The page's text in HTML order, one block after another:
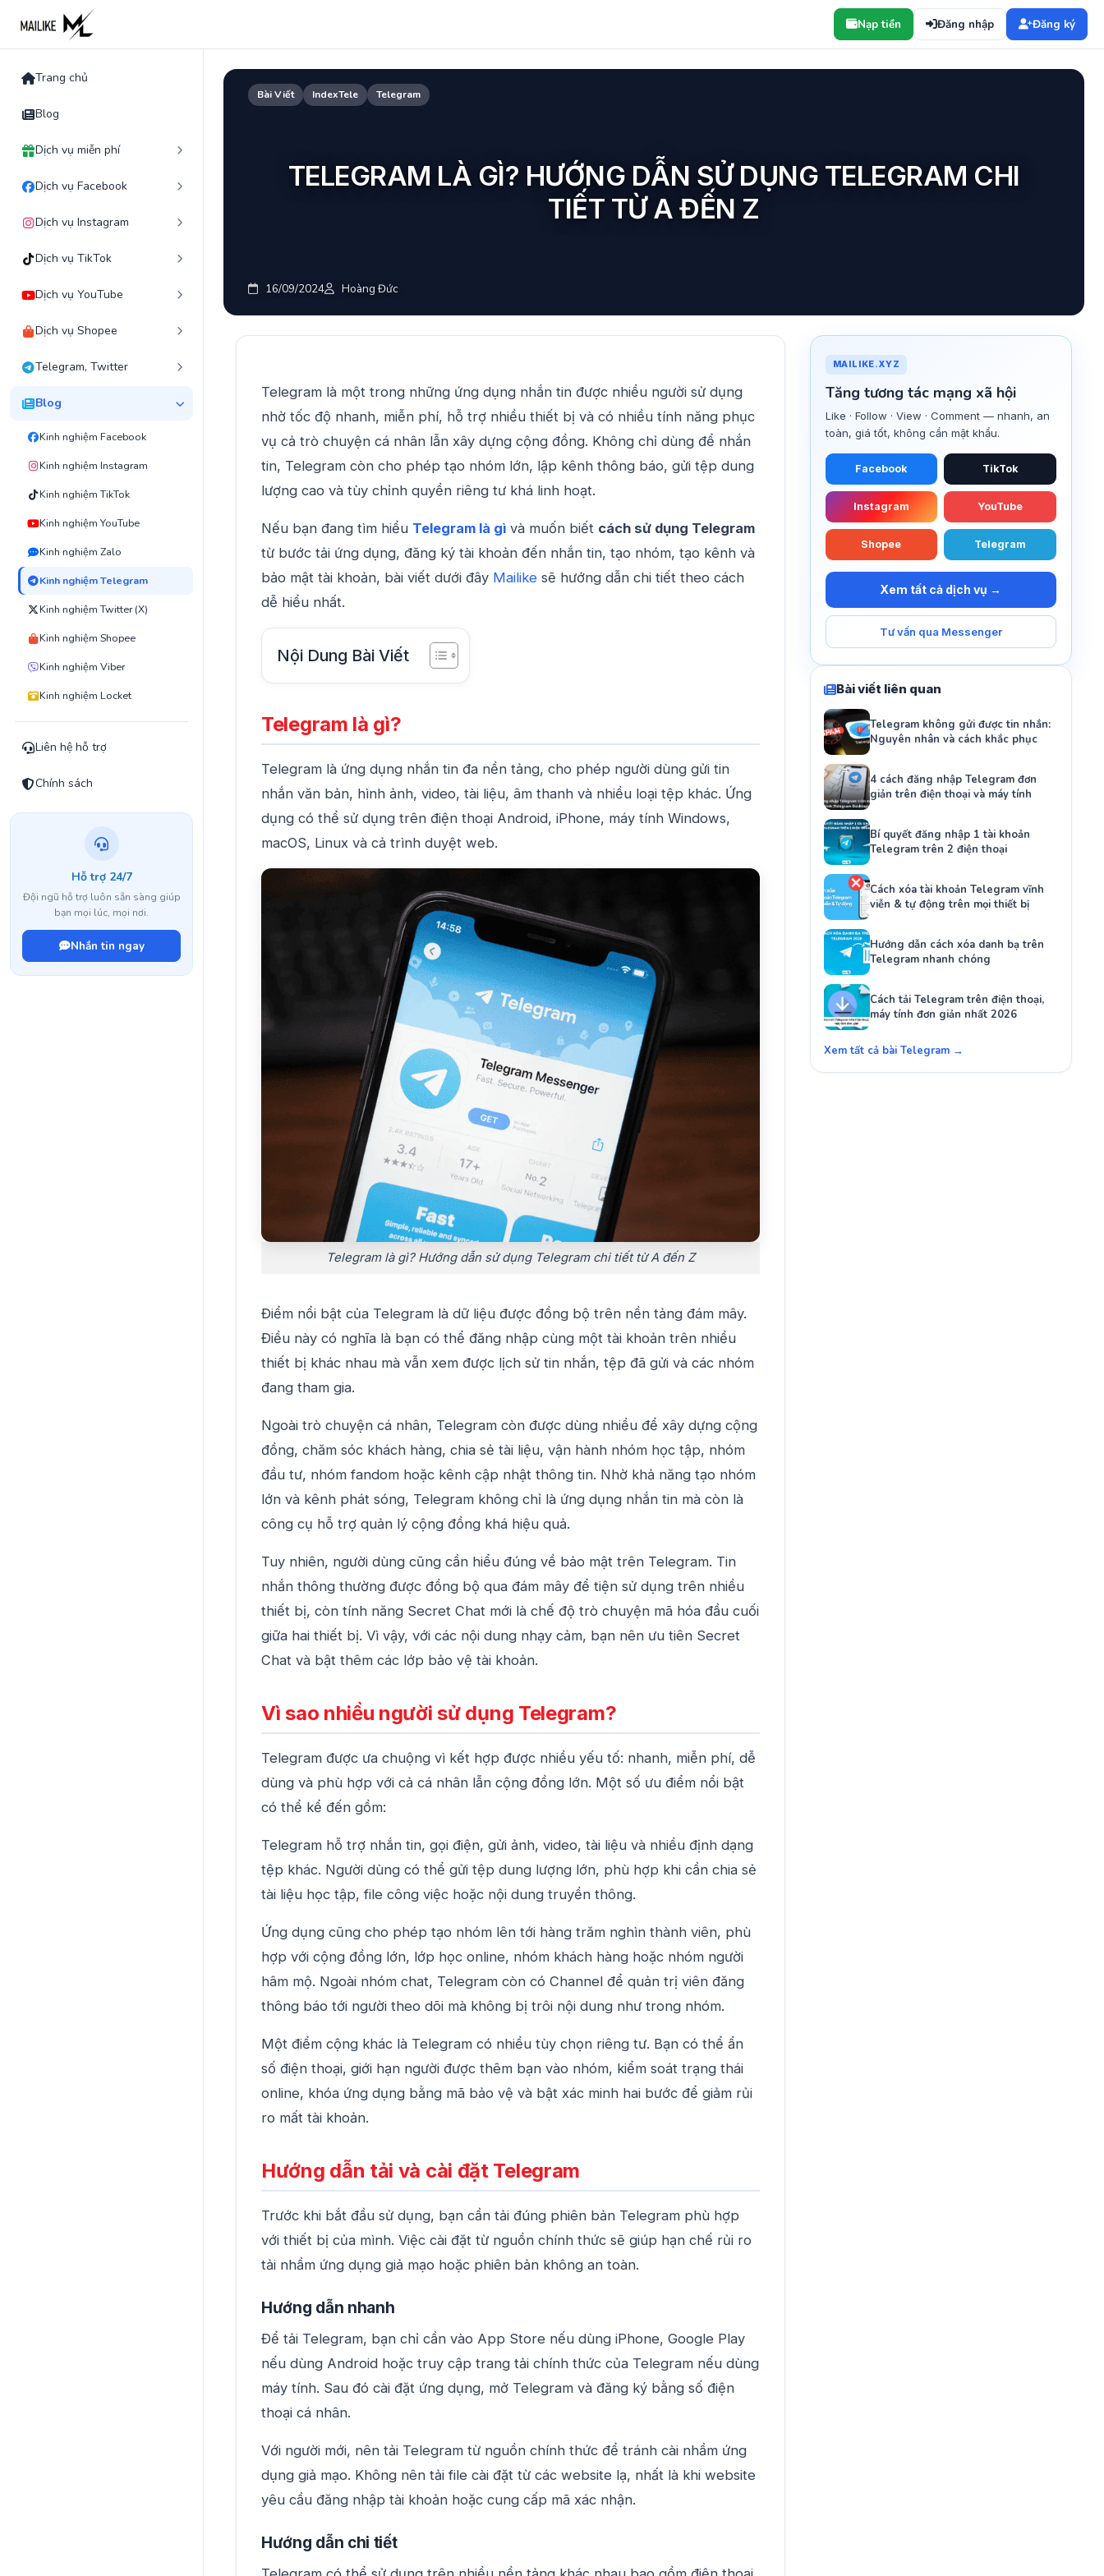
content
Nạp tiền Đăng nhập Đăng ký
Trang chủ
Blog
Dịch vụ miễn phí
Dịch vụ Facebook
Dịch vụ Instagram
Dịch vụ TikTok
Dịch vụ YouTube
Dịch vụ Shopee
Telegram, Twitter
Blog
Kinh nghiệm Facebook
Kinh nghiệm Instagram
Kinh nghiệm TikTok
Kinh nghiệm YouTube
Kinh nghiệm Zalo
Kinh nghiệm Telegram
Kinh nghiệm Twitter (X)
Kinh nghiệm Shopee
Kinh nghiệm Viber
Kinh nghiệm Locket
Liên hệ hỗ trợ
Chính sách
Hỗ trợ 24/7
Đội ngũ hỗ trợ luôn sẵn sàng giúp
bạn mọi lúc, mọi nơi.
Nhắn tin ngay
Bài Viết IndexTele Telegram
TELEGRAM LÀ GÌ? HƯỚNG DẪN SỬ DỤNG TELEGRAM CHI
TIẾT TỪ A ĐẾN Z
16/09/2024 Hoàng Đức
Telegram là một trong những ứng dụng nhắn tin được nhiều người sử dụng
nhờ tốc độ nhanh, miễn phí, hỗ trợ nhiều thiết bị và có nhiều tính năng phục
vụ cả trò chuyện cá nhân lẫn xây dựng cộng đồng. Không chỉ dùng để nhắn
tin, Telegram còn cho phép tạo nhóm lớn, lập kênh thông báo, gửi tệp dung
lượng cao và tùy chỉnh quyền riêng tư khá linh hoạt.
Nếu bạn đang tìm hiểu Telegram là gì và muốn biết cách sử dụng Telegram
từ bước tải ứng dụng, đăng ký tài khoản đến nhắn tin, tạo nhóm, tạo kênh và
bảo mật tài khoản, bài viết dưới đây Mailike sẽ hướng dẫn chi tiết theo cách
dễ hiểu nhất.
Nội Dung Bài Viết
Telegram là gì?
Telegram là ứng dụng nhắn tin đa nền tảng, cho phép người dùng gửi tin
nhắn văn bản, hình ảnh, video, tài liệu, âm thanh và nhiều loại tệp khác. Ứng
dụng có thể sử dụng trên điện thoại Android, iPhone, máy tính Windows,
macOS, Linux và cả trình duyệt web.
Telegram là gì? Hướng dẫn sử dụng Telegram chi tiết từ A đến Z
Điểm nổi bật của Telegram là dữ liệu được đồng bộ trên nền tảng đám mây.
Điều này có nghĩa là bạn có thể đăng nhập cùng một tài khoản trên nhiều
thiết bị khác nhau mà vẫn xem được lịch sử tin nhắn, tệp đã gửi và các nhóm
đang tham gia.
Ngoài trò chuyện cá nhân, Telegram còn được dùng nhiều để xây dựng cộng
đồng, chăm sóc khách hàng, chia sẻ tài liệu, vận hành nhóm học tập, nhóm
đầu tư, nhóm fandom hoặc kênh cập nhật thông tin. Nhờ khả năng tạo nhóm
lớn và kênh phát sóng, Telegram không chỉ là ứng dụng nhắn tin mà còn là
công cụ hỗ trợ quản lý cộng đồng khá hiệu quả.
Tuy nhiên, người dùng cũng cần hiểu đúng về bảo mật trên Telegram. Tin
nhắn thông thường được đồng bộ qua đám mây để tiện sử dụng trên nhiều
thiết bị, còn tính năng Secret Chat mới là chế độ trò chuyện mã hóa đầu cuối
giữa hai thiết bị. Vì vậy, với các nội dung nhạy cảm, bạn nên ưu tiên Secret
Chat và bật thêm các lớp bảo vệ tài khoản.
Vì sao nhiều người sử dụng Telegram?
Telegram được ưa chuộng vì kết hợp được nhiều yếu tố: nhanh, miễn phí, dễ
dùng và phù hợp với cả cá nhân lẫn cộng đồng lớn. Một số ưu điểm nổi bật
có thể kể đến gồm:
Telegram hỗ trợ nhắn tin, gọi điện, gửi ảnh, video, tài liệu và nhiều định dạng
tệp khác. Người dùng có thể gửi tệp dung lượng lớn, phù hợp khi cần chia sẻ
tài liệu học tập, file công việc hoặc nội dung truyền thông.
Ứng dụng cũng cho phép tạo nhóm lên tới hàng trăm nghìn thành viên, phù
hợp với cộng đồng lớn, lớp học online, nhóm khách hàng hoặc nhóm người
hâm mộ. Ngoài nhóm chat, Telegram còn có Channel để quản trị viên đăng
thông báo tới người theo dõi mà không bị trôi nội dung như trong nhóm.
Một điểm cộng khác là Telegram có nhiều tùy chọn riêng tư. Bạn có thể ẩn
số điện thoại, giới hạn người được thêm bạn vào nhóm, kiểm soát trạng thái
online, khóa ứng dụng bằng mã bảo vệ và bật xác minh hai bước để giảm rủi
ro mất tài khoản.
Hướng dẫn tải và cài đặt Telegram
Trước khi bắt đầu sử dụng, bạn cần tải đúng phiên bản Telegram phù hợp
với thiết bị của mình. Việc cài đặt từ nguồn chính thức sẽ giúp hạn chế rủi ro
tải nhầm ứng dụng giả mạo hoặc phiên bản không an toàn.
Hướng dẫn nhanh
Để tải Telegram, bạn chỉ cần vào App Store nếu dùng iPhone, Google Play
nếu dùng Android hoặc truy cập trang tải chính thức của Telegram nếu dùng
máy tính. Sau đó cài đặt ứng dụng, mở Telegram và đăng ký bằng số điện
thoại cá nhân.
Với người mới, nên tải Telegram từ nguồn chính thức để tránh cài nhầm ứng
dụng giả mạo. Không nên tải file cài đặt từ các website lạ, nhất là khi website
yêu cầu đăng nhập tài khoản hoặc cung cấp mã xác nhận.
Hướng dẫn chi tiết
MAILIKE.XYZ
Tăng tương tác mạng xã hội
Like · Follow · View · Comment — nhanh, an
toàn, giá tốt, không cần mật khẩu.
Facebook TikTok
Instagram YouTube
Shopee Telegram
Xem tất cả dịch vụ →
Tư vấn qua Messenger
Bài viết liên quan
Telegram không gửi được tin nhắn:
Nguyên nhân và cách khắc phục
4 cách đăng nhập Telegram đơn
giản trên điện thoại và máy tính
Bí quyết đăng nhập 1 tài khoản
Telegram trên 2 điện thoại
Cách xóa tài khoản Telegram vĩnh
viễn & tự động trên mọi thiết bị
Hướng dẫn cách xóa danh bạ trên
Telegram nhanh chóng
Cách tải Telegram trên điện thoại,
máy tính đơn giản nhất 2026
Xem tất cả bài Telegram →